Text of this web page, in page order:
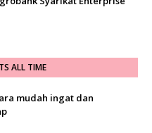
ALL TIME
mudah ingat dan